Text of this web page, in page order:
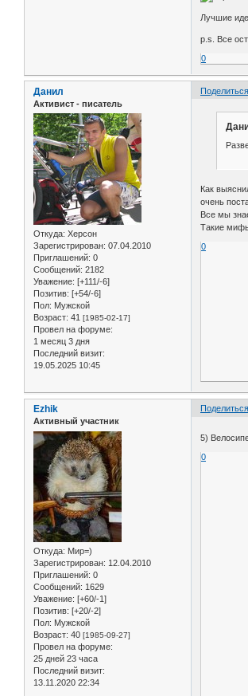
Лучшие
p.s. Все
0
Данил
Активист - писатель
Откуда: Херсон
Зарегистрирован: 07.04.2010
Приглашений: 0
Сообщений: 2182
Уважение: [+111/-6]
Позитив: [+54/-6]
Пол: Мужской
Возраст: 41 [1985-02-17]
Провел на форуме:
1 месяц 3 дня
Последний визит:
19.05.2025 10:45
Как
очень
Все мы
Такие
0
Ezhik
Активный участник
Откуда: Мир=)
Зарегистрирован: 12.04.2010
Приглашений: 0
Сообщений: 1629
Уважение: [+60/-1]
Позитив: [+20/-2]
Пол: Мужской
Возраст: 40 [1985-09-27]
Провел на форуме:
25 дней 23 часа
Последний визит:
13.11.2020 22:34
5)
0